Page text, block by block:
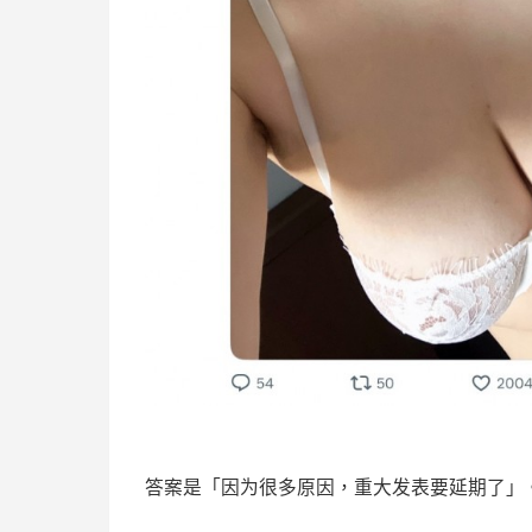
答案是「因为很多原因，重大发表要延期了」